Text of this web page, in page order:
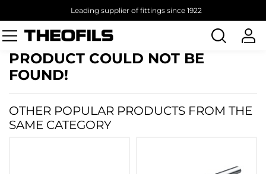
Leading supplier of fittings since 1922
Search
products
PRODUCT COULD NOT BE
FOUND!
OTHER POPULAR PRODUCTS FROM THE
SAME CATEGORY